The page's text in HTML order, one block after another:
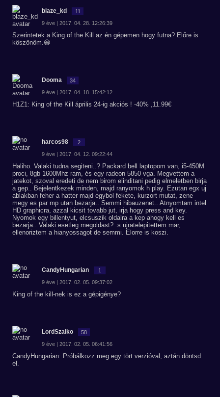
blaze_kd 11
9 éve | 2017. 04. 28. 12:26:39
Szerintetek a King of the Kill az én gépemen hogy futna? Előre is
köszönöm.😀
Dooma 34
9 éve | 2017. 04. 18. 15:42:12
H1Z1: King of the Kill április 24-ig akciós ! -40% ,11.99€
harcos98 2
9 éve | 2017. 04. 12. 09:22:44
Haliho. Valaki tudna segiteni..? Packard bell laptopom van, i5-450M
proci, 8gb 1600Mhz ram, és egy radeon 5850 vga. Megvettem a
jatekot, szoval eredeti de nem birom elinditani pedig elmeletben birja
a gep.. Bejelentkezek minden, majd ranyomok h play. Ezutan egx uj
ablakban feher a hatter majd egybol fekete, kurzort mutat, zene
megy es par mp utan bezarja.. Semmi hibauzenet.. Atnyomtam intel
HD graphicra, azzal kicsit tovabb jut, irja hogy press and key.
Nyomok egy billentyut, elcsuszik oldalra a kep ahogy kell es
bezarja.. Valaki esetleg megoldast? :s ujratelepitettem mar,
ellenoriztem a hianyossagot de semmi. Elorre is koszi.
CandyHungarian 1
9 éve | 2017. 02. 05. 09:37:02
King of the kill-nek is ez a gépigénye?
LordSzalko 58
9 éve | 2017. 02. 05. 06:41:56
CandyHungarian: Próbálkozz meg egy tört verzióval, aztán döntsd
el.